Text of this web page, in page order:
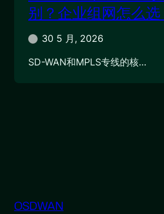
别？企业组网怎么选
30 5 月, 2026
SD-WAN和MPLS专线的核…
OSDWAN